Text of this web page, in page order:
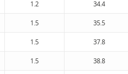
1.2 34.4
1.5 35.5
1.5 37.8
1.5 38.8